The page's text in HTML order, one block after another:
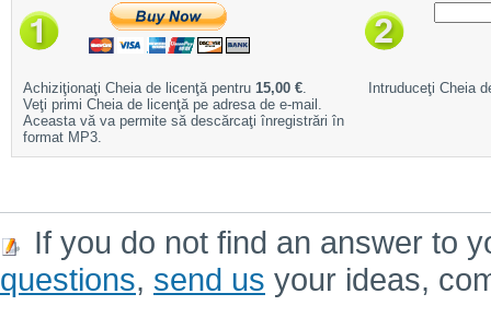
Achiziţionaţi Cheia de licenţă pentru 15,00 €.
Veţi primi Cheia de licenţă pe adresa de e-mail.
Aceasta vă va permite să descărcaţi înregistrări în
format MP3.
Intruduceţi Cheia
If you do not find an answer to
questions, send us your ideas,